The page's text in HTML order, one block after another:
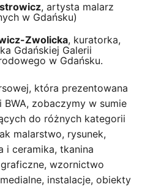
, artysta malarz
w Gdańsku)
Zwolicka, kuratorka,
Gdańskiej Galerii
w Gdańsku.
która prezentowana
zobaczymy w sumie
do różnych kategorii
malarstwo, rysunek,
i ceramika, tkanina
wzornictwo
instalacje, obiekty